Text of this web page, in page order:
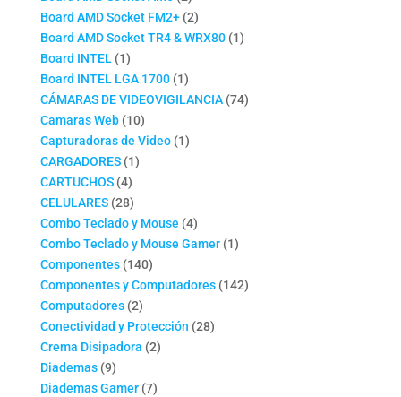
productos
Board AMD Socket FM2+ 22
productos
Board AMD Socket TR4 & WRX80 11
Board INTEL 11
producto
Board INTEL LGA 1700 11
producto
CÁMARAS DE VIDEOVIGILANCIA 7474
Camaras Web 1010
productos
Capturadoras de Video 11
CARGADORES 11
CARTUCHOS 44
productos
CELULARES 2828
productos
Combo Teclado y Mouse 44
productos
Combo Teclado y Mouse Gamer 11
Componentes 140140
productos
Componentes y Computadores 142142
Computadores 22
productos
Conectividad y Protección 2828
Crema Disipadora 22
Diademas 99
productos
Diademas Gamer 77